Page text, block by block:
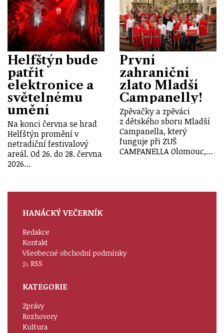
Helfštýn bude
patřit
elektronice a
světelnému
umění
Na konci června se hrad
Helfštýn promění v
netradiční festivalový
areál. Od 26. do 28. června
2026…
První
zahraniční
zlato Mladší
Campanelly!
Zpěvačky a zpěváci
z dětského sboru Mladší
Campanella, který
funguje při ZUŠ
CAMPANELLA Olomouc,…
HANÁCKÝ VEČERNÍK
Redakce
Kontakt
Všeobecné obchodní podmínky
RSS
KATEGORIE
Zprávy
Rozhovory
Kultura